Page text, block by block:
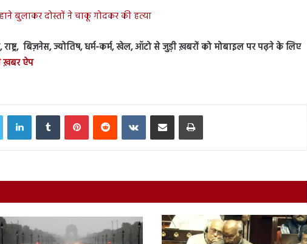
बुलाकर दोस्तों ने चाकू गोदकर की हत्या
राष्ट्र, बिज़नेस, ज्योतिष, धर्म-कर्म, खेल, ऑटो से जुड़ी ख़बरों को मोबाइल पर पढ़ने के लिए
ख़बर ऐप
LinkedInTumblr PinterestReddit VKontakteShare via Email Print